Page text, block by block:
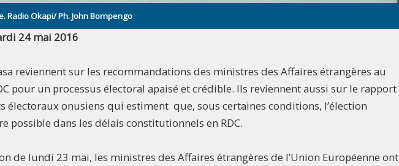
Radio Okapi/ Ph. John Bompengo
24 mai 2016
reviennent sur les recommandations des ministres des Affaires étrangères au
pour un processus électoral apaisé et crédible. Ils reviennent aussi sur le rapport
électoraux onusiens qui estiment que, sous certaines conditions, l’élection
possible dans les délais constitutionnels en RDC.
de lundi 23 mai, les ministres des Affaires étrangères de l’Union Européenne ont